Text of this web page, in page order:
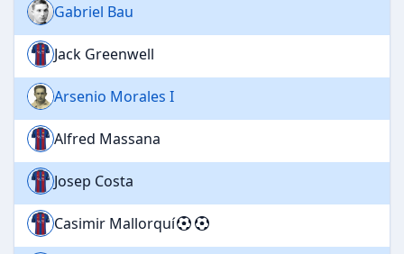
Gabriel Bau
Jack Greenwell
Arsenio Morales I
Alfred Massana
Josep Costa
Casimir Mallorquí